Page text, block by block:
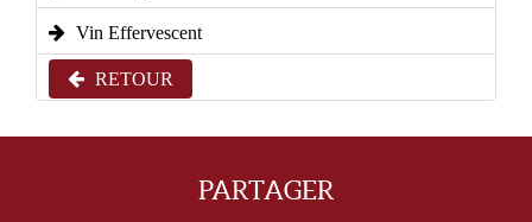
Vin Effervescent
RETOUR
PARTAGER